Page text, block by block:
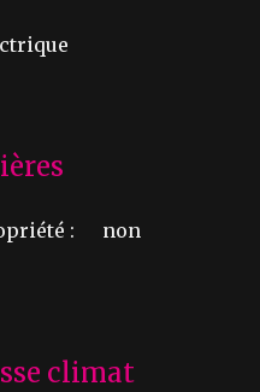
: non
climat